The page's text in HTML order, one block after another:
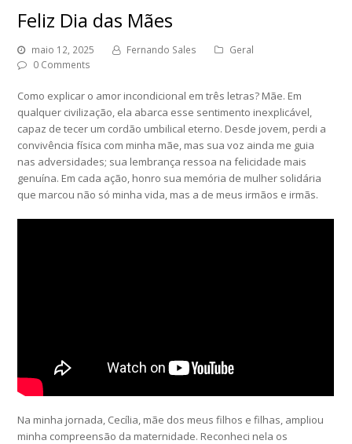
Feliz Dia das Mães
maio 12, 2025 Fernando Sales
Geral
0 Comments
Como explicar o amor incondicional em três letras? Mãe. Em
qualquer civilização, ela abarca esse sentimento inexplicável,
capaz de tecer um cordão umbilical eterno. Desde jovem, perdi a
convivência física com minha mãe, mas sua voz ainda me guia
nas adversidades; sua lembrança ressoa na felicidade mais
genuína. Em cada ação, honro sua memória de mulher solidária
que marcou não só minha vida, mas a de meus irmãos e irmãs.
Na minha jornada, Cecília, mãe dos meus filhos e filhas, ampliou
minha compreensão da maternidade. Reconheci nela os